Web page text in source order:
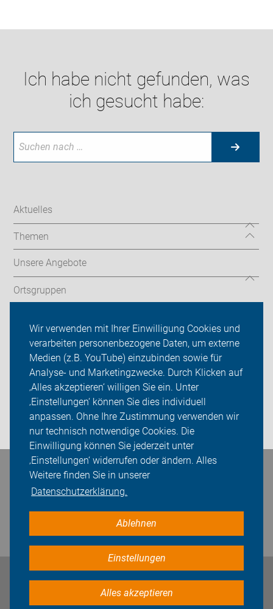
Wir verwenden mit Ihrer Einwilligung Cookies und
verarbeiten personenbezogene Daten, um externe
Medien (z.B. YouTube) einzubinden sowie für
Analyse- und Marketingzwecke. Durch Klicken auf
‚Alles akzeptieren‘ willigen Sie ein. Unter
‚Einstellungen‘ können Sie dies individuell
anpassen. Ohne Ihre Zustimmung verwenden wir
nur technisch notwendige Cookies. Die
Einwilligung können Sie jederzeit unter
‚Einstellungen‘ widerrufen oder ändern. Alles
Weitere finden Sie in unserer
Datenschutzerklärung.
Ablehnen
Einstellungen
Alles akzeptieren
Ich habe nicht gefunden, was
ich gesucht habe:
Aktuelles
Themen
Unsere Angebote
Ortsgruppen
Willkommen - Neu bei uns?
Über uns
Sei dabei
Login
Bleiben Sie in Kontakt